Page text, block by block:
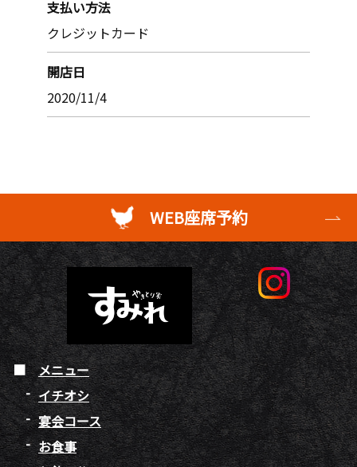
支払い方法
クレジットカード
開店日
2020/11/4
WEB座席予約
メニュー
イチオシ
宴会コース
お食事